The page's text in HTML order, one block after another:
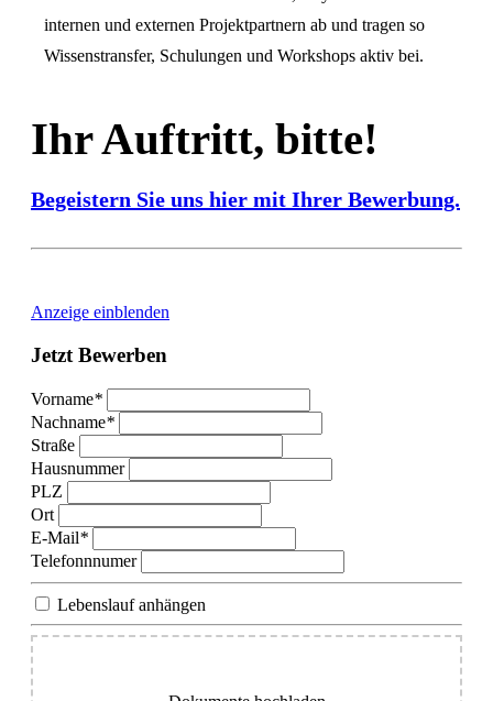
internen und externen Projektpartnern ab und tragen so
Wissenstransfer, Schulungen und Workshops aktiv bei.
Ihr Auftritt, bitte!
Begeistern Sie uns hier mit Ihrer Bewerbung.
Anzeige einblenden
Jetzt Bewerben
Vorname*
Nachname*
Straße
Hausnummer
PLZ
Ort
E-Mail*
Telefonnnumer
Lebenslauf anhängen